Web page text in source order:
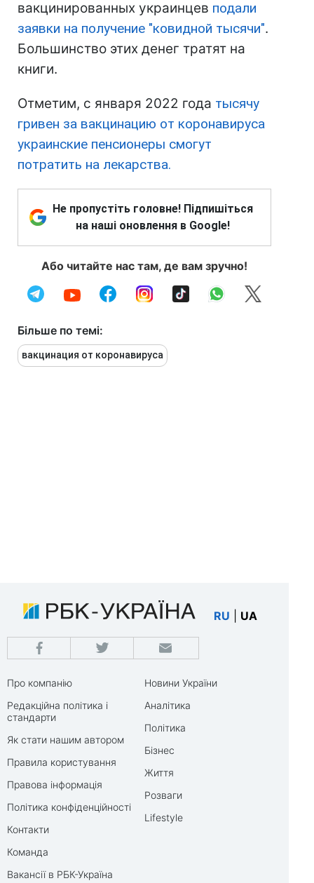
вакцинированных украинцев подали
заявки на получение "ковидной тысячи".
Большинство этих денег тратят на
книги.
Отметим, с января 2022 года тысячу
гривен за вакцинацию от коронавируса
украинские пенсионеры смогут
потратить на лекарства.
Не пропустіть головне! Підпишіться
на наші оновлення в Google!
Або читайте нас там, де вам зручно!
Більше по темі:
вакцинация от коронавируса
RU UA
Про компанію
Редакційна політика і
стандарти
Як стати нашим автором
Правила користування
Правова інформація
Політика конфіденційності
Контакти
Команда
Вакансії в РБК-Україна
Новини України
Аналітика
Політика
Бізнес
Життя
Розваги
Lifestyle